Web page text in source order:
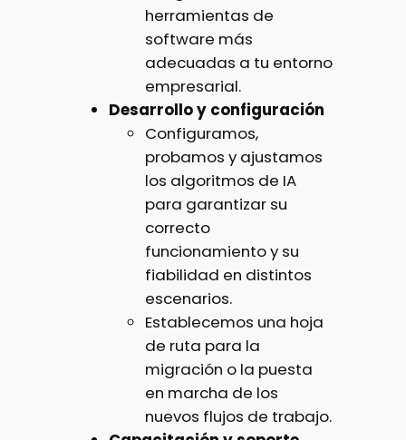
herramientas de
software más
adecuadas a tu entorno
empresarial.
Desarrollo y configuración
Configuramos,
probamos y ajustamos
los algoritmos de IA
para garantizar su
correcto
funcionamiento y su
fiabilidad en distintos
escenarios.
Establecemos una hoja
de ruta para la
migración o la puesta
en marcha de los
nuevos flujos de trabajo.